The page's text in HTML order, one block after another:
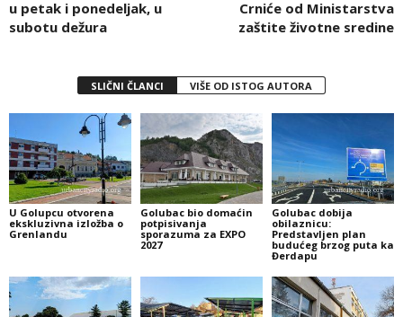
u petak i ponedeljak, u
subotu dežura
Crniće od Ministarstva
zaštite životne sredine
SLIČNI ČLANCI VIŠE OD ISTOG AUTORA
U Golupcu otvorena
ekskluzivna izložba o
Grenlandu
Golubac bio domaćin
potpisivanja
sporazuma za EXPO
2027
Golubac dobija
obilaznicu:
Predstavljen plan
budućeg brzog puta ka
Đerdapu